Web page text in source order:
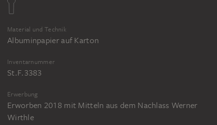
Material und Technik
Albuminpapier auf Karton
Inventarnummer
St.F.3383
Erwerbung
Erworben 2018 mit Mitteln aus dem Nachlass Werner
Wirthle